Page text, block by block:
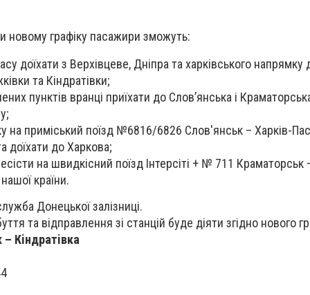
новому графіку пасажири зможуть:
доїхати з Верхівцеве, Дніпра та харківського напрямку
та Кіндратівки;
пунктів вранці приїхати до Слов’янська і
на приміський поїзд №6816/6826 Слов'янськ – Харків-
доїхати до Харкова;
на швидкісний поїзд Інтерсіті + № 711 Краматорськ
країни.
Донецької залізниці.
та відправлення зі станцій буде діяти згідно нового
– Кiндратiвка